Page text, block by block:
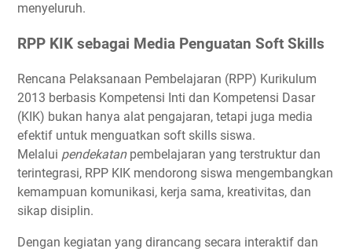
menyeluruh.
RPP KIK sebagai Media Penguatan Soft Skills
Rencana Pelaksanaan Pembelajaran (RPP) Kurikulum
2013 berbasis Kompetensi Inti dan Kompetensi Dasar
(KIK) bukan hanya alat pengajaran, tetapi juga media
efektif untuk menguatkan soft skills siswa.
Melalui pendekatanpembelajaran yang terstruktur dan
terintegrasi, RPP KIK mendorong siswa mengembangkan
kemampuan komunikasi, kerja sama, kreativitas, dan
sikap disiplin.
Dengan kegiatan yang dirancang secara interaktif dan